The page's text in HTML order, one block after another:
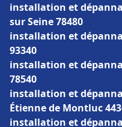
installation et
sur Seine 78480
installation et
93340
installation et
78540
installation et
Étienne de Montluc
installation et